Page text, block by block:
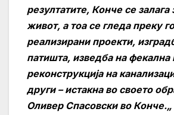
резултатите, Конче се залага
живот, а тоа се гледа преку
реализирани проекти,
патишта, изведба на фекална
реконструкција на
други – истакна во своето
Оливер Спасовски во Конче.„